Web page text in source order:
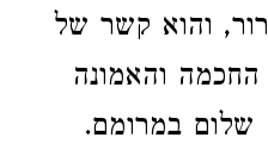
והוא קשר של
החכמה והאמונה
במרומם.